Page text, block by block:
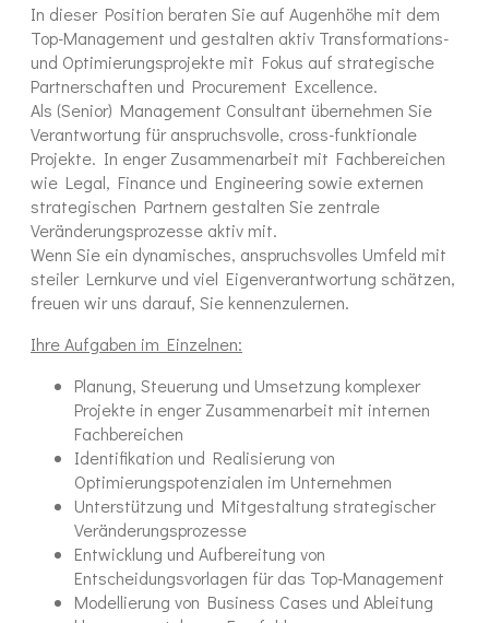
In dieser Position beraten Sie auf Augenhöhe mit dem
Top-Management und gestalten aktiv Transformations-
und Optimierungsprojekte mit Fokus auf strategische
Partnerschaften und Procurement Excellence.
Als (Senior) Management Consultant übernehmen Sie
Verantwortung für anspruchsvolle, cross-funktionale
Projekte. In enger Zusammenarbeit mit Fachbereichen
wie Legal, Finance und Engineering sowie externen
strategischen Partnern gestalten Sie zentrale
Veränderungsprozesse aktiv mit.
Wenn Sie ein dynamisches, anspruchsvolles Umfeld mit
steiler Lernkurve und viel Eigenverantwortung schätzen,
freuen wir uns darauf, Sie kennenzulernen.
Ihre Aufgaben im Einzelnen:
Planung, Steuerung und Umsetzung komplexer
Projekte in enger Zusammenarbeit mit internen
Fachbereichen
Identifikation und Realisierung von
Optimierungspotenzialen im Unternehmen
Unterstützung und Mitgestaltung strategischer
Veränderungsprozesse
Entwicklung und Aufbereitung von
Entscheidungsvorlagen für das Top-Management
Modellierung von Business Cases und Ableitung